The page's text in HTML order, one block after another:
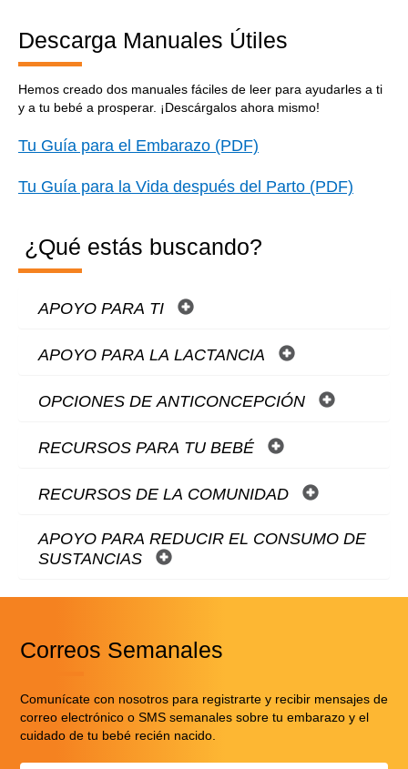
Descarga Manuales Útiles
Hemos creado dos manuales fáciles de leer para ayudarles a ti
y a tu bebé a prosperar. ¡Descárgalos ahora mismo!
Tu Guía para el Embarazo (PDF)
Tu Guía para la Vida después del Parto (PDF)
¿Qué estás buscando?
APOYO PARA TI
APOYO PARA LA LACTANCIA
OPCIONES DE ANTICONCEPCIÓN
RECURSOS PARA TU BEBÉ
RECURSOS DE LA COMUNIDAD
APOYO PARA REDUCIR EL CONSUMO DE
SUSTANCIAS
Correos Semanales
Comunícate con nosotros para registrarte y recibir mensajes de
correo electrónico o SMS semanales sobre tu embarazo y el
cuidado de tu bebé recién nacido.